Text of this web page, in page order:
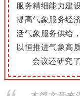
服务精细能力建
提高气象服务经
活气象服务供给
以恒推进气象高
会议还研究